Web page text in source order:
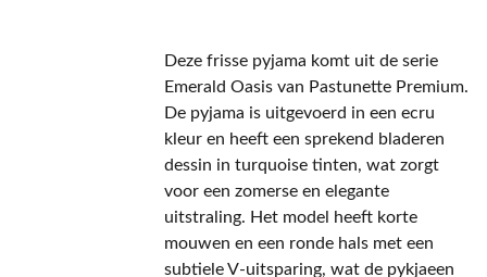
Deze frisse pyjama komt uit de serie
Emerald Oasis van Pastunette Premium.
De pyjama is uitgevoerd in een ecru
kleur en heeft een sprekend bladeren
dessin in turquoise tinten, wat zorgt
voor een zomerse en elegante
uitstraling. Het model heeft korte
mouwen en een ronde hals met een
subtiele V-uitsparing, wat de pykjaeen